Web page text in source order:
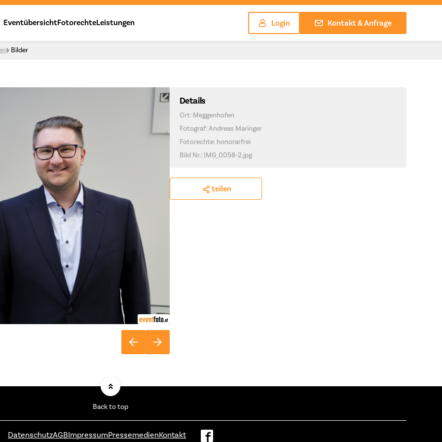
EventübersichtFotorechteLeistungen Login Kontakt & Anfrage
Bilder
Details
Ort: Meggenhofen
Fotograf: Andreas Maringer
Fotorechte: honorarfrei
Bild Nr.: IMG_0058-2.jpg
teilen
Back to top
DatenschutzAGBImpressumPressemedienKontakt